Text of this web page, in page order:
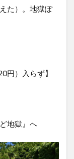
た）。地獄ぽ
円）入らず】
地獄』へ